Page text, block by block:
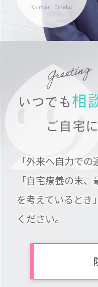
いつでも 相
ご自宅
「外来へ自力で
「自宅療養の末
を考えているとき
ください。
Komori Eisaku